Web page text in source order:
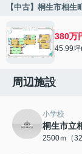
【中古】桐生市相
380万
45.99
周辺施設
小学校
桐生市立
2500ｍ（32